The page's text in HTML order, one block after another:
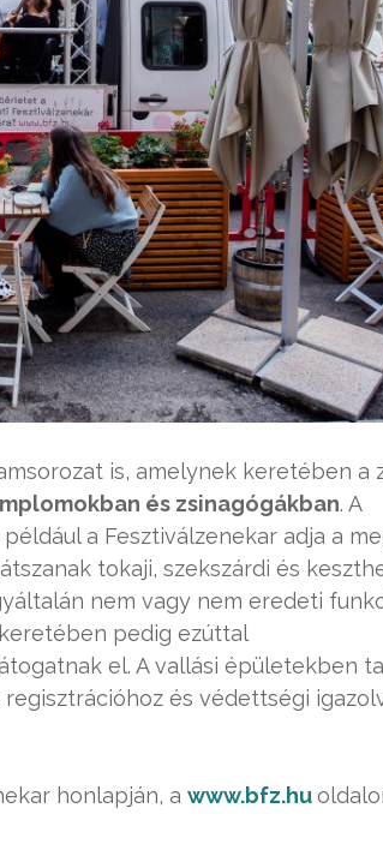
is, amelynek keretében a
és zsinagógákban. A
a Fesztiválzenekar adja a
tokaji, szekszárdi és
nem vagy nem eredeti
pedig ezúttal
el. A vallási épületekben
és védettségi
honlapján, a www.bfz.hu